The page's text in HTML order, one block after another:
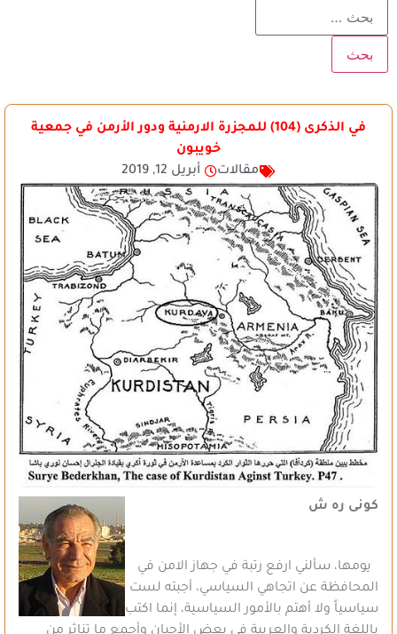
في الذكرى (104) للمجزرة الارمنية ودور الأرمن في جمعية
خويبون
مقالات
أبريل 12, 2019
كونى ره ش
يومها، سألني ارفع رتبة في جهاز الامن في
المحافظة عن اتجاهي السياسي، أجبته لست
سياسياً ولا أهتم بالأمور السياسية، إنما اكتب